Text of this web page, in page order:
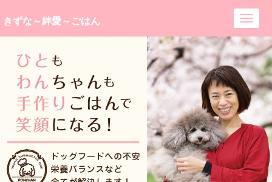
きずな～絆愛～ごはん